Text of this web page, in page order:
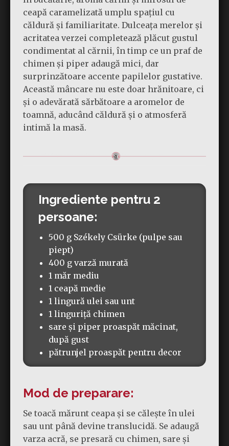
ceapă caramelizată umplu spațiul cu
căldură și familiaritate. Dulceața merelor și
acritatea verzei completează plăcut gustul
condimentat al cărnii, în timp ce un praf de
chimen și piper adaugă mici, dar
surprinzătoare accente papilelor gustative.
Această mâncare nu este doar hrănitoare, ci
și o adevărată sărbătoare a aromelor de
toamnă, aducând căldură și o atmosferă
intimă la masă.
Ingrediente pentru 2
persoane:
500 g Székely Csürke (pulpe sau
piept)
400 g varză murată
1 măr mediu
1 ceapă medie
1 lingură ulei sau unt
1 linguriță chimen
sare și piper proaspăt măcinat,
după gust
pătrunjel proaspăt pentru decor
Mod de preparare:
Se toacă mărunt ceapa și se călește în ulei
sau unt până devine translucidă. Se adaugă
varza acră, se presară cu chimen, sare și